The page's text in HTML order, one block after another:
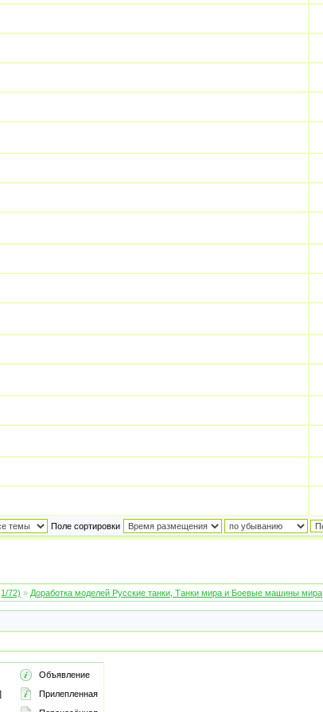
Поле сортировки
72) » Доработка моделей Русские танки, Танки мира и Боевые машины мира
Объявление
Прилепленная